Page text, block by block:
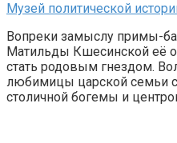
Музей политической
Вопреки замыслу примы-
Матильды Кшесинской её
стать родовым гнездом.
любимицы царской семьи
столичной богемы и